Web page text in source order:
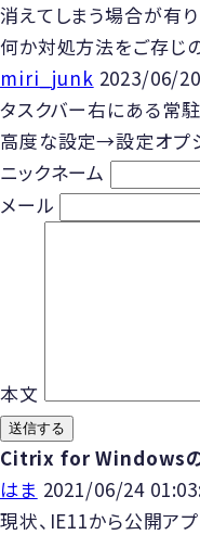
消えてしまう場合が有り
何か対処方法をご存じの
miri_junk 2023/06/
タスクバー右にある常
高度な設定→設定オプ
ニックネーム
メール
本文
送信する
Citrix for Windowsの
はま 2021/06/24
現状、IE11から公開ア